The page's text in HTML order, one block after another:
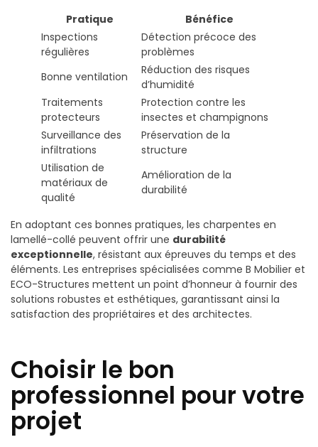
Pratique
Bénéfice
Inspections
régulières
Détection précoce des
problèmes
Bonne ventilation
Réduction des risques
d’humidité
Traitements
protecteurs
Protection contre les
insectes et champignons
Surveillance des
infiltrations
Préservation de la
structure
Utilisation de
matériaux de
qualité
Amélioration de la
durabilité
En adoptant ces bonnes pratiques, les charpentes en
lamellé-collé peuvent offrir une durabilité
exceptionnelle, résistant aux épreuves du temps et des
éléments. Les entreprises spécialisées comme B Mobilier et
ECO-Structures mettent un point d’honneur à fournir des
solutions robustes et esthétiques, garantissant ainsi la
satisfaction des propriétaires et des architectes.
Choisir le bon
professionnel pour votre
projet